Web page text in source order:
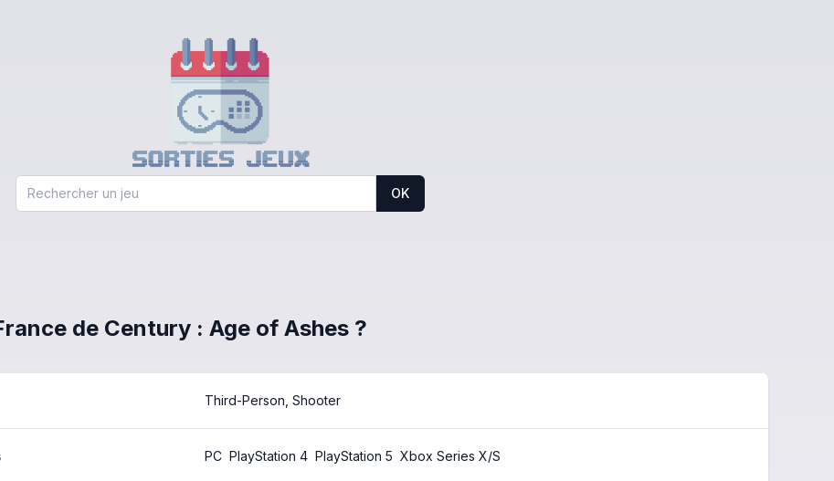
OK
de Century : Age of Ashes ?
Third-Person, Shooter
PC PlayStation 4 PlayStation 5 Xbox Series X/S